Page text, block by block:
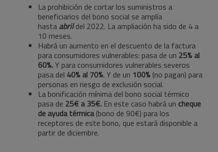
La prohibición de cortar los suministros a
beneficiarios del bono social se amplía
hasta abrildel 2022. La ampliación ha sido de 4 a
10 meses.
Habrá un aumento en el descuento de la factura
para consumidores vulnerables: pasa de un 25% al
60%.Y para consumidores vulnerables severos
pasa del 40% al 70%. Y de un 100% (no pagan) para
personas en riesgo de exclusión social.
La bonificación mínima del bono social térmico
pasa de 25€ a 35€. En este caso habrá un cheque
de ayuda térmica(bono de 90€) para los
receptores de este bono, que estará disponible a
partir de diciembre.